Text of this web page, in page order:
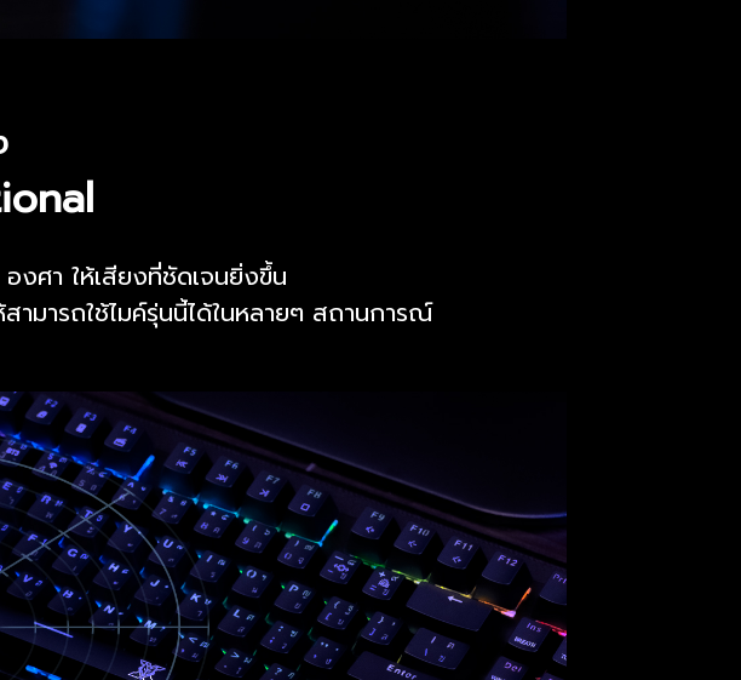
งศา ให้เสียงที่ชัดเจนยิ่งขึ้น
ามารถใช้ไมค์รุ่นนี้ได้ในหลายๆ สถานการณ์